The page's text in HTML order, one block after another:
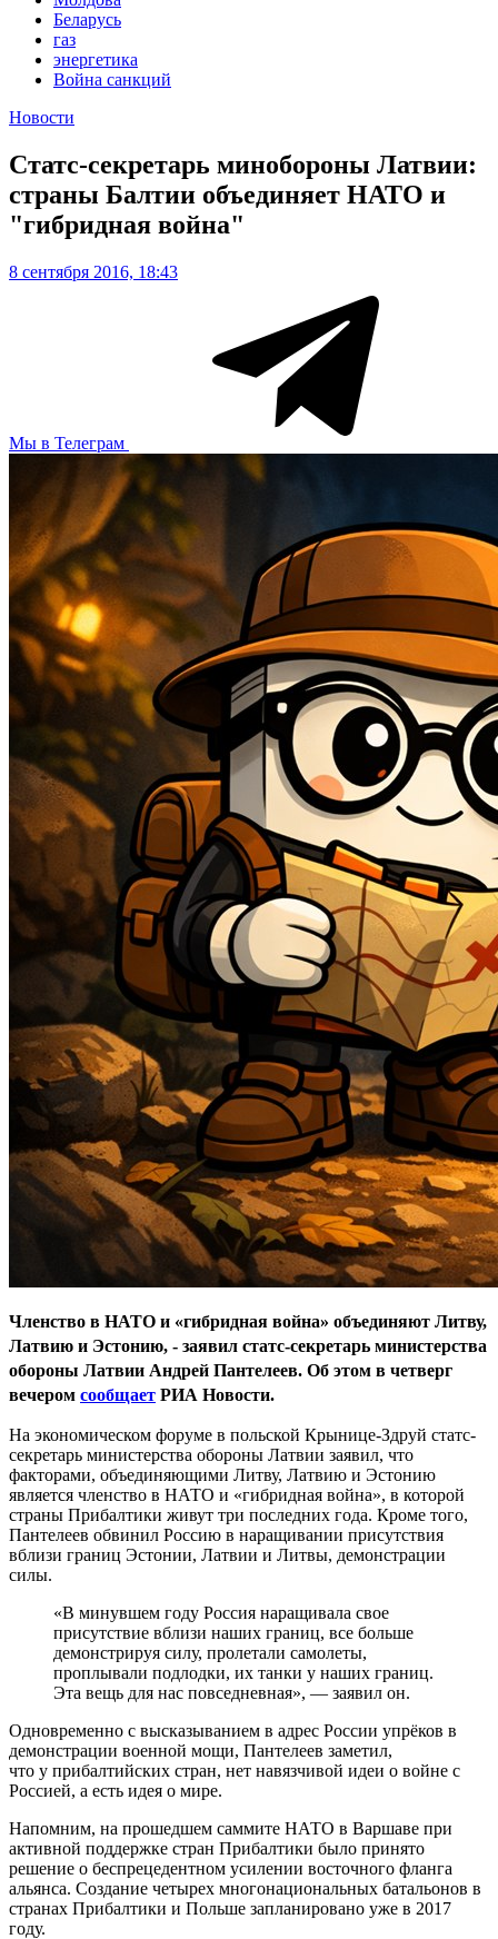
Беларусь
газ
энергетика
Война санкций
Новости
Статс-секретарь минобороны Латвии:
страны Балтии объединяет НАТО и
"гибридная война"
8 сентября 2016, 18:43
Мы в Телеграм
Членство в НАТО и «гибридная война» объединяют Литву,
Латвию и Эстонию, - заявил статс-секретарь министерства
обороны Латвии Андрей Пантелеев. Об этом в четверг
вечером сообщает РИА Новости.
На экономическом форуме в польской Крынице-Здруй статс-
секретарь министерства обороны Латвии заявил, что
факторами, объединяющими Литву, Латвию и Эстонию
является членство в НАТО и «гибридная война», в которой
страны Прибалтики живут три последних года. Кроме того,
Пантелеев обвинил Россию в наращивании присутствия
вблизи границ Эстонии, Латвии и Литвы, демонстрации
силы.
«В минувшем году Россия наращивала свое
присутствие вблизи наших границ, все больше
демонстрируя силу, пролетали самолеты,
проплывали подлодки, их танки у наших границ.
Эта вещь для нас повседневная», — заявил он.
Одновременно с высказыванием в адрес России упрёков в
демонстрации военной мощи, Пантелеев заметил,
что у прибалтийских стран, нет навязчивой идеи о войне с
Россией, а есть идея о мире.
Напомним, на прошедшем саммите НАТО в Варшаве при
активной поддержке стран Прибалтики было принято
решение о беспрецедентном усилении восточного фланга
альянса. Создание четырех многонациональных батальонов в
странах Прибалтики и Польше запланировано уже в 2017
году.